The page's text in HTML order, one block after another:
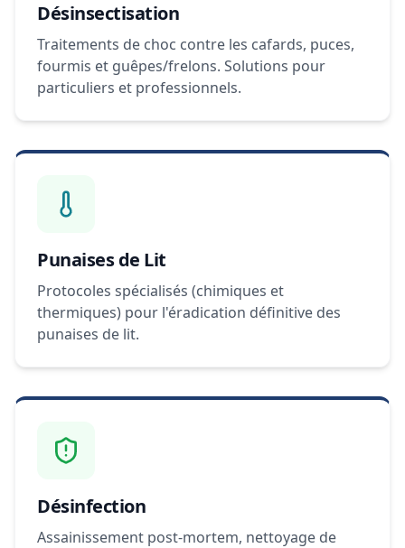
Désinsectisation
Traitements de choc contre les cafards, puces,
fourmis et guêpes/frelons. Solutions pour
particuliers et professionnels.
Punaises de Lit
Protocoles spécialisés (chimiques et
thermiques) pour l'éradication définitive des
punaises de lit.
Désinfection
Assainissement post-mortem, nettoyage de